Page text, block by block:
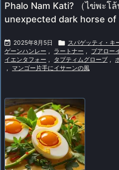
Phalo Nam Kati? （ไข่พะโ
unexpected dark horse of
 2025年8月5日  スパゲッティ・キ
ゲーンハンレー , ラートナー , ブアロー
イエンタフォー , タプティムグローブ ,
, マンゴー片手にイサーンの風